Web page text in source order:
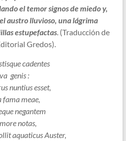
el temor signos de miedo y,
austro lluvioso, una lágrima
estupefactas. (Traducción de
Gredos).
cadentes
genis :
nuntius esset,
meae,
negantem
notas,
aquaticus Auster,